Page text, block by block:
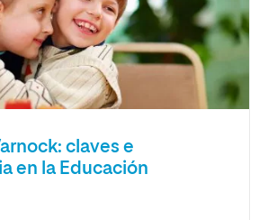
claves e
en la Educación